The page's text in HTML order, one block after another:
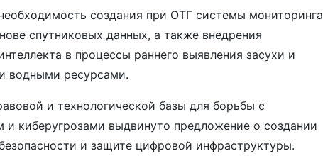
создания при ОТГ системы мониторинга
спутниковых данных, а также внедрения
в процессы раннего выявления засухи и
водными ресурсами.
и технологической базы для борьбы с
киберугрозами выдвинуто предложение о создании
и защите цифровой инфраструктуры.